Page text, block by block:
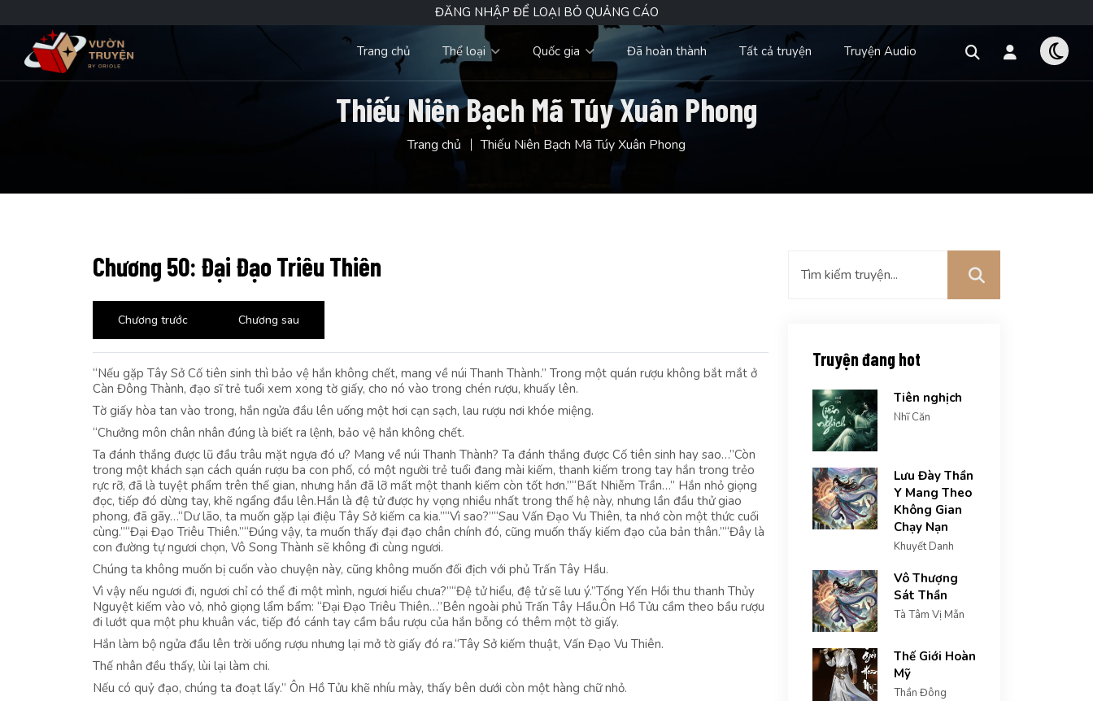
ĐĂNG NHẬP ĐỂ LOẠI BỎ QUẢNG CÁO
Trang chủ Thể loại Quốc gia Đã hoàn thành Tất cả truyện Truyện Audio
Thiếu Niên Bạch Mã Túy Xuân Phong
Trang chủ Thiếu Niên Bạch Mã Túy Xuân Phong
Chương 50: Đại Đạo Triêu Thiên
Chương trước Chương sau
“Nếu gặp Tây Sở Cố tiên sinh thì bảo vệ hắn không chết, mang về núi Thanh Thành.” Trong một quán rượu không bắt mắt ở
Càn Đông Thành, đạo sĩ trẻ tuổi xem xong tờ giấy, cho nó vào trong chén rượu, khuấy lên.
Tờ giấy hòa tan vào trong, hắn ngửa đầu lên uống một hơi cạn sạch, lau rượu nơi khóe miệng.
“Chưởng môn chân nhân đúng là biết ra lệnh, bảo vệ hắn không chết.
Ta đánh thắng được lũ đầu trâu mặt ngựa đó ư? Mang về núi Thanh Thành? Ta đánh thắng được Cố tiên sinh hay sao…”Còn
trong một khách sạn cách quán rượu ba con phố, có một người trẻ tuổi đang mài kiếm, thanh kiếm trong tay hắn trong trẻo
rực rỡ, đã là tuyệt phẩm trên thế gian, nhưng hắn đã lỡ mất một thanh kiếm còn tốt hơn.”“Bất Nhiễm Trần…” Hắn nhỏ giọng
đọc, tiếp đó dừng tay, khẽ ngẩng đầu lên.Hắn là đệ tử được hy vọng nhiều nhất trong thế hệ này, nhưng lần đầu thử giao
phong, đã gãy…“Dư lão, ta muốn gặp lại điệu Tây Sở kiếm ca kia.”“Vì sao?”“Sau Vấn Đạo Vu Thiên, ta nhớ còn một thức cuối
cùng.”“Đại Đạo Triêu Thiên.”“Đúng vậy, ta muốn thấy đại đạo chân chính đó, cũng muốn thấy kiếm đạo của bản thân.”“Đây là
con đường tự ngươi chọn, Vô Song Thành sẽ không đi cùng ngươi.
Chúng ta không muốn bị cuốn vào chuyện này, cũng không muốn đối địch với phủ Trấn Tây Hầu.
Vì vậy nếu ngươi đi, ngươi chỉ có thể đi một mình, ngươi hiểu chưa?”“Đệ tử hiểu, đệ tử sẽ lưu ý.”Tống Yến Hồi thu thanh Thủy
Nguyệt kiếm vào vỏ, nhỏ giọng lẩm bẩm: “Đại Đạo Triêu Thiên…”Bên ngoài phủ Trấn Tây Hầu.Ôn Hồ Tửu cầm theo bầu rượu
đi lướt qua một phu khuân vác, tiếp đó cánh tay cầm bầu rượu của hắn bỗng có thêm một tờ giấy.
Hắn làm bộ ngửa đầu lên trời uống rượu nhưng lại mở tờ giấy đó ra.“Tây Sở kiếm thuật, Vấn Đạo Vu Thiên.
Thế nhân đều thấy, lùi lại làm chi.
Nếu có quỷ đạo, chúng ta đoạt lấy.” Ôn Hồ Tửu khẽ nhíu mày, thấy bên dưới còn một hàng chữ nhỏ.
Truyện đang hot
Tiên nghịch
Nhĩ Căn
Lưu Đày Thần
Y Mang Theo
Không Gian
Chạy Nạn
Khuyết Danh
Vô Thượng
Sát Thần
Tà Tâm Vị Mẫn
Thế Giới Hoàn
Mỹ
Thần Đông